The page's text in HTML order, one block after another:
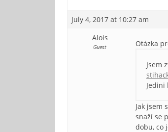
July 4, 2017 at 10:27 am
Alois
Guest Otázka
Jsem
Jedini
Jak jsem
snaží se
dobu, co